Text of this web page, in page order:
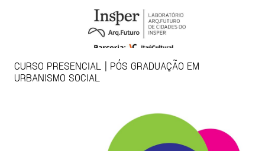
CURSO PRESENCIAL | PÓS GRADUAÇÃO EM
URBANISMO SOCIAL